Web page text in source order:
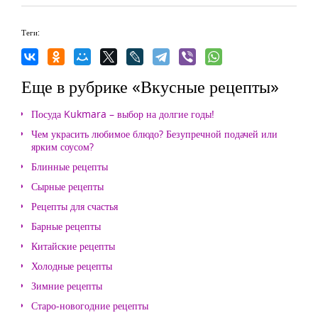
Теги:
Еще в рубрике «Вкусные рецепты»
Посуда Kukmara – выбор на долгие годы!
Чем украсить любимое блюдо? Безупречной подачей или
ярким соусом?
Блинные рецепты
Сырные рецепты
Рецепты для счастья
Барные рецепты
Китайские рецепты
Холодные рецепты
Зимние рецепты
Старо-новогодние рецепты